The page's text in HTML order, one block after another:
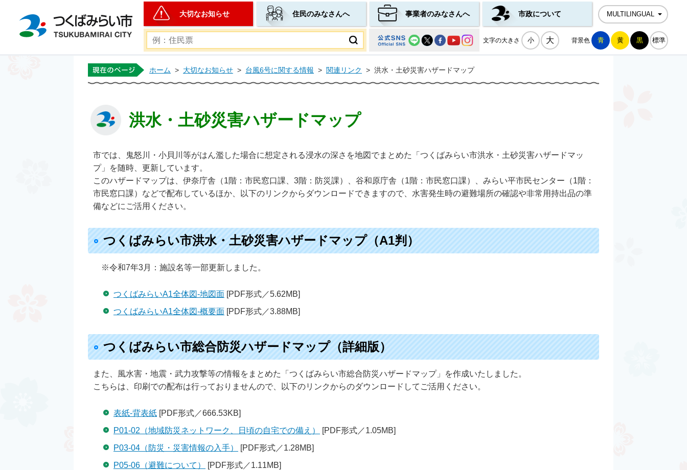
つくばみらい市公式ホームページ
大切なお知らせ 住民のみなさんへ 事業者のみなさんへ 市政について MULTILINGUAL
文字の大きさ 小 大 背景色 青 黄 黒 標準
ホーム > 大切なお知らせ > 台風6号に関する情報 > 関連リンク > 洪水・土砂災害ハザードマップ
洪水・土砂災害ハザードマップ
市では、鬼怒川・小貝川等がはん濫した場合に想定される浸水の深さを地図でまとめた「つくばみらい市洪水・土砂災害ハザードマッ
プ」を随時、更新しています。
このハザードマップは、伊奈庁舎（1階：市民窓口課、3階：防災課）、谷和原庁舎（1階：市民窓口課）、みらい平市民センター（1階：
市民窓口課）などで配布しているほか、以下のリンクからダウンロードできますので、水害発生時の避難場所の確認や非常用持出品の準
備などにご活用ください。
つくばみらい市洪水・土砂災害ハザードマップ（A1判）
※令和7年3月：施設名等一部更新しました。
つくばみらいA1全体図-地図面 [PDF形式／5.62MB]
つくばみらいA1全体図-概要面 [PDF形式／3.88MB]
つくばみらい市総合防災ハザードマップ（詳細版）
また、風水害・地震・武力攻撃等の情報をまとめた「つくばみらい市総合防災ハザードマップ」を作成いたしました。
こちらは、印刷での配布は行っておりませんので、以下のリンクからのダウンロードしてご活用ください。
表紙-背表紙 [PDF形式／666.53KB]
P01-02（地域防災ネットワーク、日頃の自宅での備え）
[PDF形式／1.05MB]
P03-04（防災・災害情報の入手）
[PDF形式／1.28MB]
P05-06（避難について）
[PDF形式／1.11MB]